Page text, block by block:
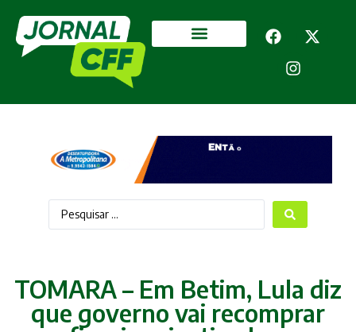
TOMARA – Em Betim, Lula diz
que governo vai recomprar